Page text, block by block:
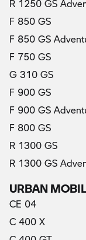
R 1250 GS
F 850 GS
F 850 GS
F 750 GS
G 310 GS
F 900 GS
F 900 GS
F 800 GS
R 1300 GS
R 1300 GS
URBAN
CE 04
C 400 X